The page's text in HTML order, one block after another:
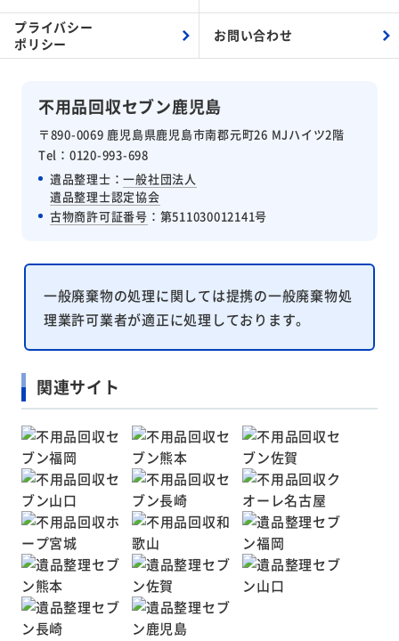
不用品回収セブン鹿児島
〒890-0069 鹿児島県鹿児島市南郡元町26 MJハイツ2階
Tel：0120-993-698
遺品整理士：一般社団法人
遺品整理士認定協会
古物商許可証番号 ：第511030012141号
プライバシー
ポリシー
お問い合わせ
一般廃棄物の処理に関しては提携の一般廃棄物処
理業許可業者が適正に処理しております。
関連サイト